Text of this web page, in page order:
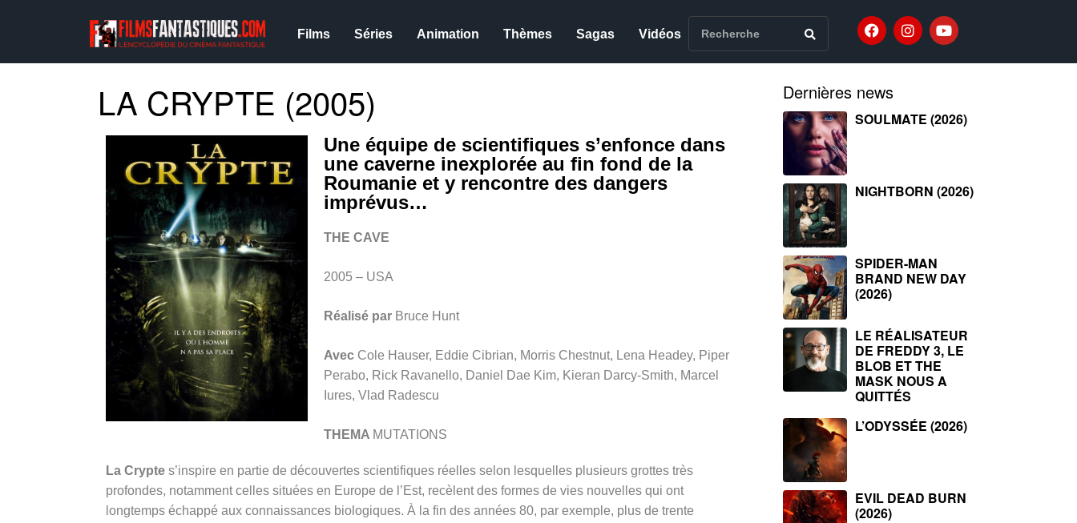
Films Séries Animation Thèmes Sagas Vidéos
LA CRYPTE (2005)
Une équipe de scientifiques s’enfonce dans
une caverne inexplorée au fin fond de la
Roumanie et y rencontre des dangers
imprévus…
THE CAVE
2005 – USA
Réalisé par Bruce Hunt
Avec Cole Hauser, Eddie Cibrian, Morris Chestnut, Lena Headey, Piper
Perabo, Rick Ravanello, Daniel Dae Kim, Kieran Darcy-Smith, Marcel
Iures, Vlad Radescu
THEMA MUTATIONS
La Crypte s’inspire en partie de découvertes scientifiques réelles selon lesquelles plusieurs grottes très
profondes, notamment celles situées en Europe de l’Est, recèlent des formes de vies nouvelles qui ont
longtemps échappé aux connaissances biologiques. À la fin des années 80, par exemple, plus de trente
Dernières news
SOULMATE (2026)
NIGHTBORN (2026)
SPIDER-MAN
BRAND NEW DAY
(2026)
LE RÉALISATEUR
DE FREDDY 3, LE
BLOB ET THE
MASK NOUS A
QUITTÉS
L’ODYSSÉE (2026)
EVIL DEAD BURN
(2026)